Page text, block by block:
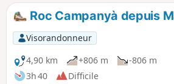
GPS. Il est toutefois possible d'éviter
raccourcir par la même occasion la
rejoignant les points (3) à (9).
Roc Campanyà depuis
Visorandonneur
4,90 km
+806 m
-806 m
3h 40
Difficile